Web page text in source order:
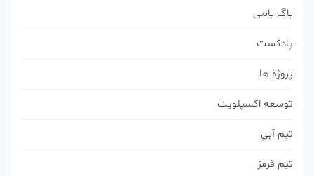
باگ بانتی
پادکست
پروژه ها
توسعه اکسپلویت
تیم آبی
تیم قرمز